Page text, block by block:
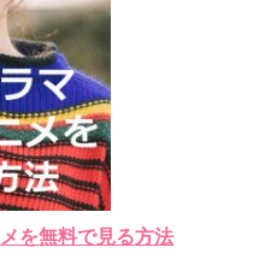
を無料で見る方法